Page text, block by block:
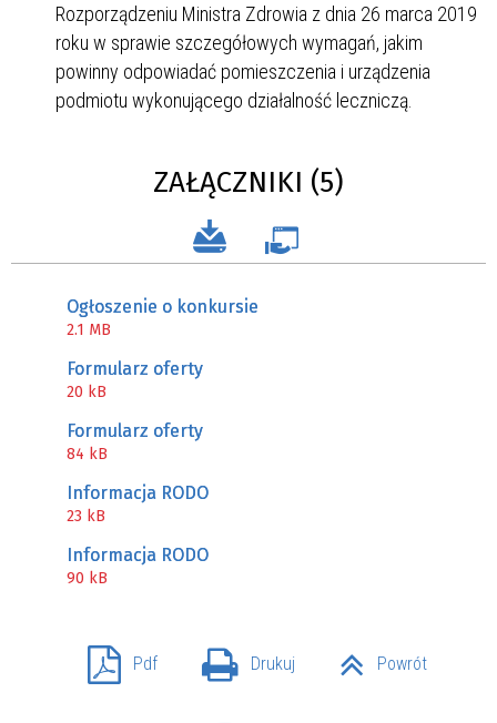
Rozporządzeniu Ministra Zdrowia z dnia 26 marca 2019
roku w sprawie szczegółowych wymagań, jakim
powinny odpowiadać pomieszczenia i urządzenia
podmiotu wykonującego działalność leczniczą.
ZAŁĄCZNIKI (5)
Ogłoszenie o konkursie
2.1 MB
Formularz oferty
20 kB
Formularz oferty
84 kB
Informacja RODO
23 kB
Informacja RODO
90 kB
Pdf Drukuj Powrót